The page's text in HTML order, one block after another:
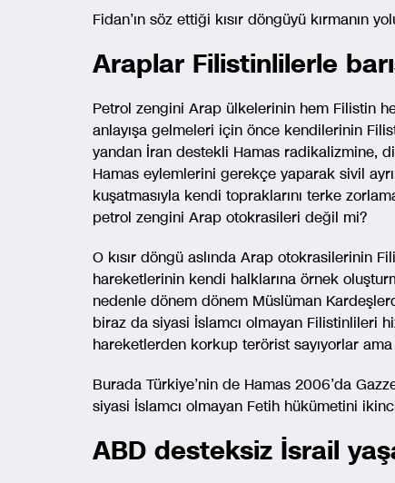
Fidan’ın söz ettiği kısır döngüyü kırmanın
Araplar Filistinlilerle
Petrol zengini Arap ülkelerinin hem Filistin
anlayışa gelmeleri için önce kendilerinin
yandan İran destekli Hamas radikalizmine,
Hamas eylemlerini gerekçe yaparak sivil
kuşatmasıyla kendi topraklarını terke
petrol zengini Arap otokrasileri değil mi?
O kısır döngü aslında Arap otokrasilerinin
hareketlerinin kendi halklarına örnek
nedenle dönem dönem Müslüman
biraz da siyasi İslamcı olmayan Filistinlileri
hareketlerden korkup terörist sayıyorlar
Burada Türkiye’nin de Hamas 2006’da
siyasi İslamcı olmayan Fetih hükümetini
ABD desteksiz İsrail